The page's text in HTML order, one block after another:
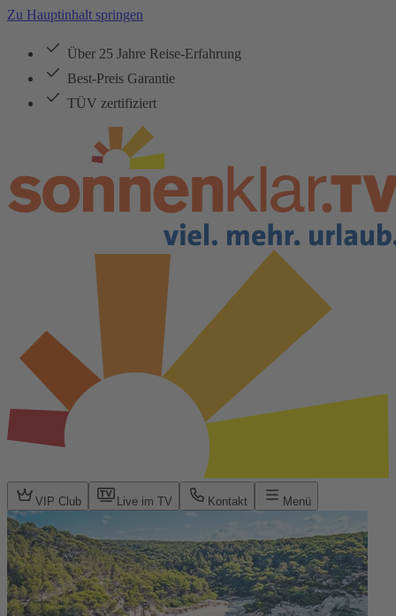
Zu Hauptinhalt springen
Über 25 Jahre Reise-Erfahrung
Best-Preis Garantie
TÜV zertifiziert
VIP Club Live im TV Kontakt Menü